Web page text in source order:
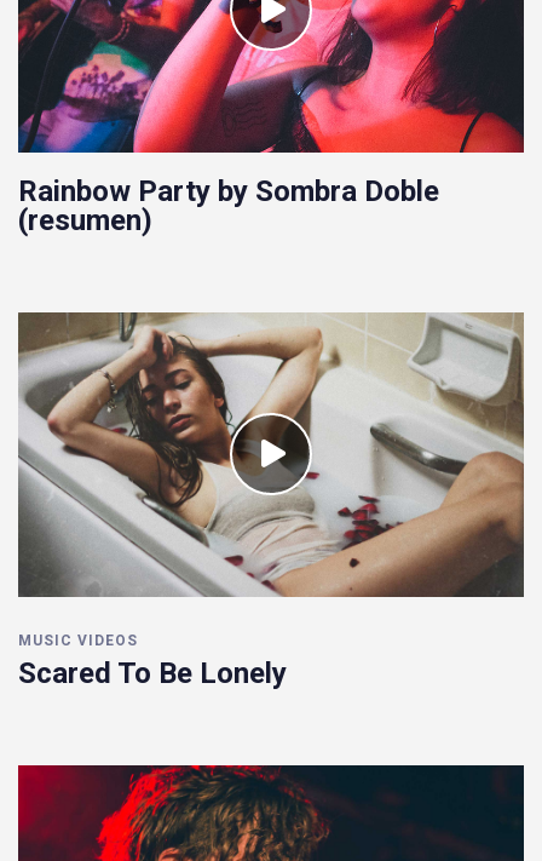
Rainbow Party by Sombra Doble
(resumen)
MUSIC VIDEOS
Scared To Be Lonely